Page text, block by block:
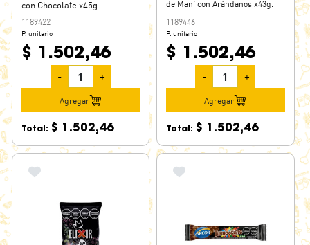
BANANINA
BARRIGON
BATON
BAZOOKA
BILLIKEN
BIMBO
BIZNIKKE NEVADO
BLOKE
con Chocolate x45g.
1189422
P. unitario
$ 1.502,46
- +
Agregar
Total: $ 1.502,46
de Maní con Arándanos x43g.
1189446
P. unitario
$ 1.502,46
- +
Agregar
Total: $ 1.502,46